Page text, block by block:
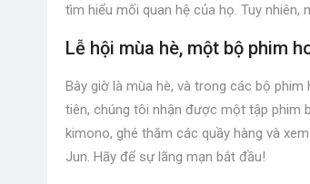
tìm hiểu mối quan hệ của họ. Tuy nhiên,
Lễ hội mùa hè, một bộ phim
Bây giờ là mùa hè, và trong các bộ
tiên, chúng tôi nhận được một tập phim
kimono, ghé thăm các quầy hàng và
Jun. Hãy để sự lãng mạn bắt đầu!